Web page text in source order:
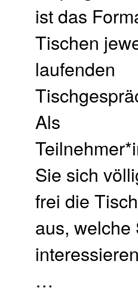
ist das
Tischen
laufenden
Als
Sie sich
frei die
aus, welche
…